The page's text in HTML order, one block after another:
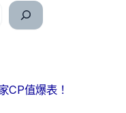
CP值爆表！